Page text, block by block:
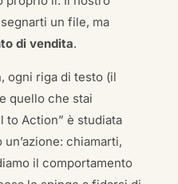
un file, ma
di vendita.
ogni riga di testo (il
quello che stai
to Action” è studiata
chiamarti,
il comportamento